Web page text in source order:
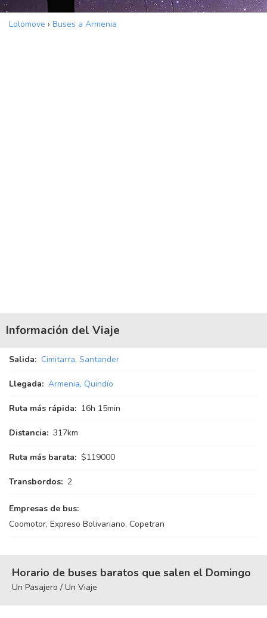
Lolomove › Buses a Armenia
Información del Viaje
Salida: Cimitarra, Santander
Llegada: Armenia, Quindío
Ruta más rápida: 16h 15min
Distancia: 317km
Ruta más barata: $119000
Transbordos: 2
Empresas de bus:
Coomotor, Expreso Bolivariano, Copetran
Horario de buses baratos que salen el Domingo
Un Pasajero / Un Viaje